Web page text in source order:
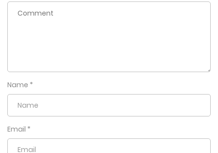
Name *
Email *